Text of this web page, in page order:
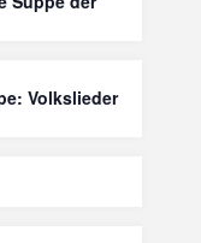
Volkslieder